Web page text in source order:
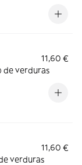
11,60 €
de verduras
11,60 €
verduras